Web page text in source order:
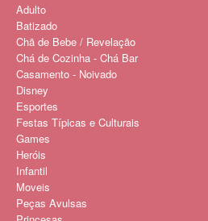
Adulto
Batizado
Chã de Bebe / Revelação
Chá de Cozinha - Chá Bar
Casamento - Noivado
Disney
Esportes
Festas Típicas e Culturais
Games
Heróis
Infantil
Moveis
Peças Avulsas